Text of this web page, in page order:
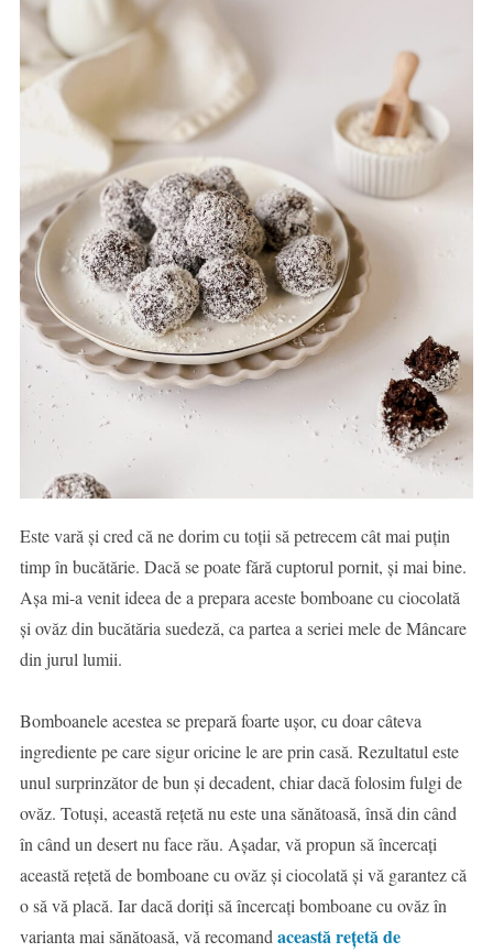
Este vară și cred că ne dorim cu toții să petrecem cât mai puțin
timp în bucătărie. Dacă se poate fără cuptorul pornit, și mai bine.
Așa mi-a venit ideea de a prepara aceste bomboane cu ciocolată
și ovăz din bucătăria suedeză, ca partea a seriei mele de Mâncare
din jurul lumii.
Bomboanele acestea se prepară foarte ușor, cu doar câteva
ingrediente pe care sigur oricine le are prin casă. Rezultatul este
unul surprinzător de bun și decadent, chiar dacă folosim fulgi de
ovăz. Totuși, această rețetă nu este una sănătoasă, însă din când
în când un desert nu face rău. Așadar, vă propun să încercați
această rețetă de bomboane cu ovăz și ciocolată și vă garantez că
o să vă placă. Iar dacă doriți să încercați bomboane cu ovăz în
varianta mai sănătoasă, vă recomand această rețetă de